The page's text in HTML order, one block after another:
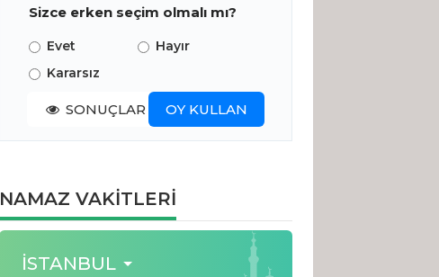
Sizce erken seçim olmalı mı?
Evet
Hayır
Kararsız
SONUÇLAR OY KULLAN
NAMAZ VAKİTLERİ
İSTANBUL